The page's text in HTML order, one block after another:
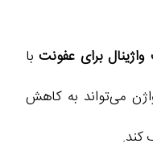
واژینال برای عفونتبا
می‌تواند به کاهش
کند.